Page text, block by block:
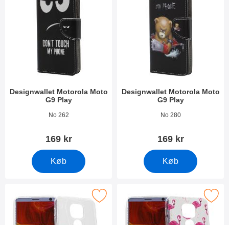
Designwallet Motorola Moto
G9 Play
Varenr 38279No 262
169 kr
Køb
Designwallet Motorola Moto
G9 Play
Varenr 38055No 280
169 kr
Køb
tPU Designcover Motorola Moto G9 Play som favorit
Marker tPU Designcover Motorola